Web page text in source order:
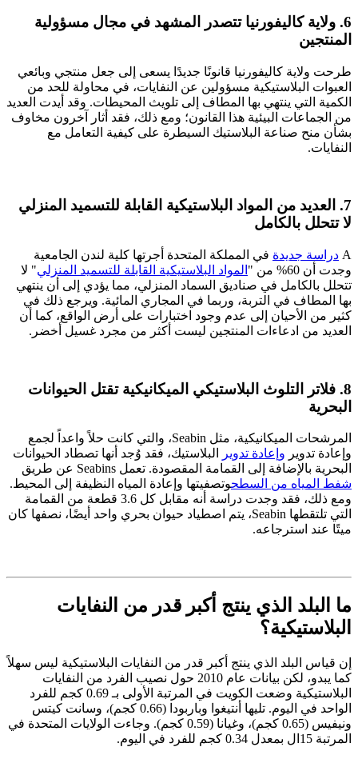
6. ولاية كاليفورنيا تتصدر المشهد في مجال مسؤولية
المنتجين
طرحت ولاية كاليفورنيا قانونًا جديدًا يسعى إلى جعل منتجي وبائعي
العبوات البلاستيكية مسؤولين عن النفايات، في محاولة للحد من
الكمية التي ينتهي بها المطاف إلى تلويث المحيطات. وقد أيدت العديد
من الجماعات البيئية هذا القانون؛ ومع ذلك، فقد أثار آخرون مخاوف
بشأن منح صناعة البلاستيك السيطرة على كيفية التعامل مع
النفايات.
7. العديد من المواد البلاستيكية القابلة للتسميد المنزلي
لا تتحلل بالكامل
A دراسة جديدة في المملكة المتحدة أجرتها كلية لندن الجامعية
وجدت أن 60% من "
المواد البلاستيكية القابلة للتسميد المنزلي" لا
تتحلل بالكامل في صناديق السماد المنزلي، مما يؤدي إلى أن ينتهي
بها المطاف في التربة، وربما في المجاري المائية. ويرجع ذلك في
كثير من الأحيان إلى عدم وجود اختبارات على أرض الواقع، كما أن
العديد من ادعاءات المنتجين ليست أكثر من مجرد غسيل أخضر.
8. فلاتر التلوث البلاستيكي الميكانيكية تقتل الحيوانات
البحرية
المرشحات الميكانيكية، مثل Seabin، والتي كانت حلاً واعداً لجمع
وإعادة تدوير وإعادة تدوير
البلاستيك، فقد وُجد أنها تصطاد الحيوانات
البحرية بالإضافة إلى القمامة المقصودة. تعمل Seabins عن طريق
شفط المياه من السطحوتصفيتها وإعادة المياه النظيفة إلى المحيط.
ومع ذلك، فقد وجدت دراسة أنه مقابل كل 3.6 قطعة من القمامة
التي تلتقطها Seabin، يتم اصطياد حيوان بحري واحد أيضًا، نصفها كان
ميتًا عند استرجاعه.
ما البلد الذي ينتج أكبر قدر من النفايات
البلاستيكية؟
إن قياس البلد الذي ينتج أكبر قدر من النفايات البلاستيكية ليس سهلاً
كما يبدو، لكن بيانات عام 2010 حول نصيب الفرد من النفايات
البلاستيكية وضعت الكويت في المرتبة الأولى بـ 0.69 كجم للفرد
الواحد في اليوم. تليها أنتيغوا وباربودا (0.66 كجم)، وسانت كيتس
ونيفيس (0.65 كجم)، وغيانا (0.59 كجم). وجاءت الولايات المتحدة في
المرتبة 15
ال بمعدل 0.34 كجم للفرد في اليوم.